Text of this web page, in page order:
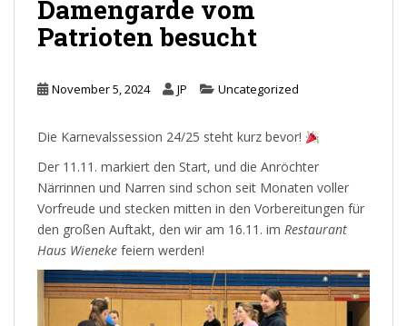
Damengarde vom
Patrioten besucht
November 5, 2024 JP Uncategorized
Die Karnevalssession 24/25 steht kurz bevor!
Der 11.11. markiert den Start, und die Anröchter
Närrinnen und Narren sind schon seit Monaten voller
Vorfreude und stecken mitten in den Vorbereitungen für
den großen Auftakt, den wir am 16.11. im Restaurant
Haus Wieneke feiern werden!